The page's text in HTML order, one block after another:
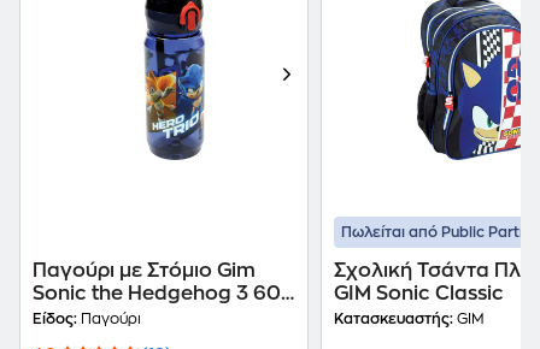
Παγούρι με Στόμιο Gim
Sonic the Hedgehog 3 600
ml
Είδος: Παγούρι
Πωλείται από Public
Σχολική Τσάντα
GIM Sonic Classic
Κατασκευαστής: GIM